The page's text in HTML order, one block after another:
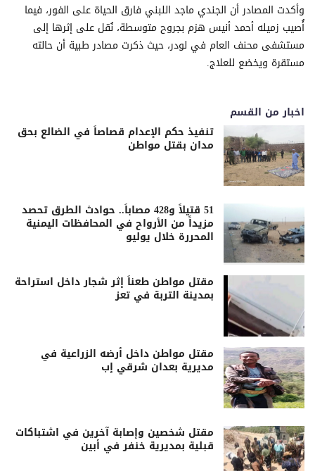
وأكدت المصادر أن الجندي ماجد اللبني فارق الحياة على الفور، فيما
أُصيب زميله أحمد أنيس هزم بجروح متوسطة، نُقل على إثرها إلى
مستشفى محنف العام في لودر، حيث ذكرت مصادر طبية أن حالته
مستقرة ويخضع للعلاج.
اخبار من القسم
تنفيذ حكم الإعدام قصاصاً في الضالع بحق
مدان بقتل مواطن
51 قتيلاً و428 مصاباً.. حوادث الطرق تحصد
مزيداً من الأرواح في المحافظات اليمنية
المحررة خلال يوليو
مقتل مواطن طعناً إثر شجار داخل استراحة
بمدينة التربة في تعز
مقتل مواطن داخل أرضه الزراعية في
مديرية بعدان شرقي إب
مقتل شخصين وإصابة آخرين في اشتباكات
قبلية بمديرية خنفر في أبين